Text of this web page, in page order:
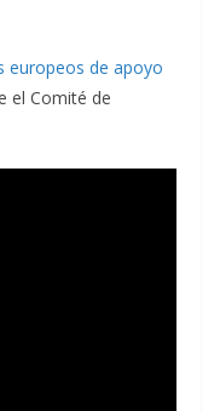
europeos de apoyo
el Comité de